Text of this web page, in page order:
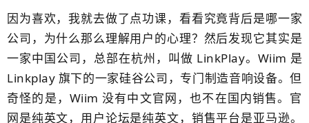
因为喜欢，我就去做了点功课，看看究竟背后是哪一家
公司，为什么那么理解用户的心理？然后发现它其实是
一家中国公司，总部在杭州，叫做 LinkPlay。Wiim 是
Linkplay 旗下的一家硅谷公司，专门制造音响设备。但
奇怪的是，Wiim 没有中文官网，也不在国内销售。官
网是纯英文，用户论坛是纯英文，销售平台是亚马逊。